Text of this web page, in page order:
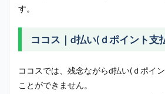
す。
ココス｜d払い(ｄポイント支
ココスでは、残念ながらd払い(ｄポイ
ことができません。